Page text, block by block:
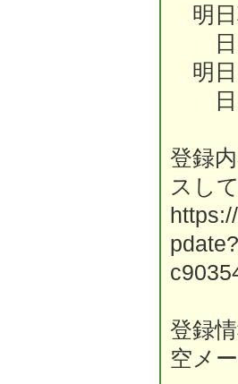
明日
日
明日
日
登録
スし
登録
空メ